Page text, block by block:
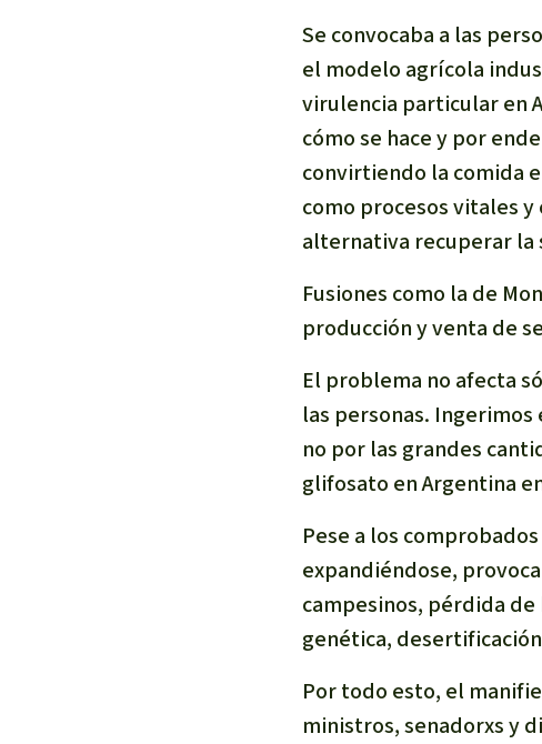
Se convocaba a las
el modelo agrícola
virulencia particular en
cómo se hace y por
convirtiendo la comida
como procesos vitales
alternativa recuperar la
Fusiones como la de
producción y venta de
El problema no afecta
las personas.
no por las grandes
glifosato en Argentina
Pese a los
expandiéndose,
campesinos, pérdida
genética,
Por todo esto, el
ministros, senadorxs y